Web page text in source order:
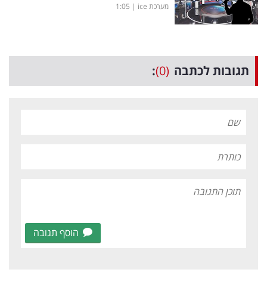
מערכת ice |
1:05
תגובות לכתבה (0)
:
הוסף תגובה